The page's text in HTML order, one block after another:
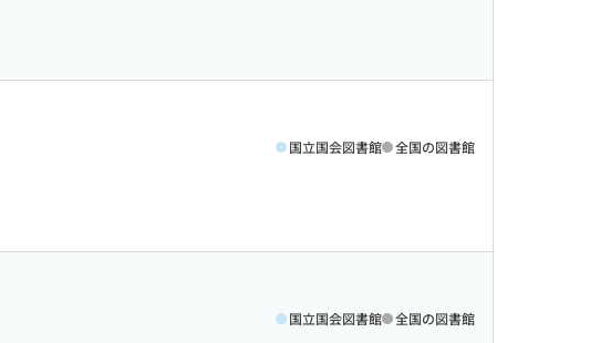
国立国会図書館 全国の図書館
国立国会図書館 全国の図書館